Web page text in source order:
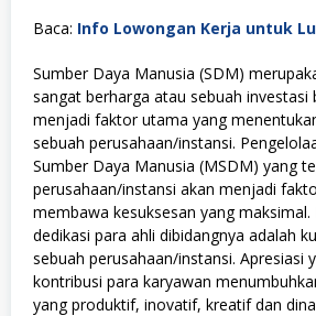
Baca: Info Lowongan Kerja untuk
Sumber Daya Manusia (SDM)
sangat berharga atau sebuah investasi
menjadi faktor utama yang
sebuah perusahaan/instansi.
Sumber Daya Manusia (MSDM) yang
perusahaan/instansi akan menjadi
membawa kesuksesan yang
dedikasi para ahli dibidangnya adalah
sebuah perusahaan/instansi. Apresiasi
kontribusi para karyawan
yang produktif, inovatif, kreatif dan